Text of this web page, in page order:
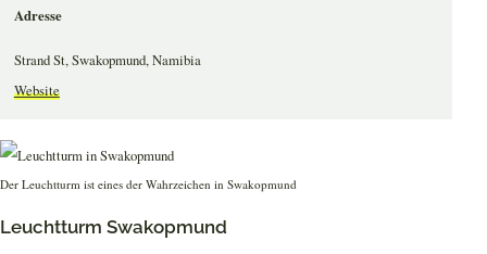
Adresse
Strand St, Swakopmund, Namibia
Website
Der Leuchtturm ist eines der Wahrzeichen in Swakopmund
Leuchtturm Swakopmund